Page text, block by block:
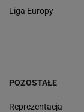
Liga Europy
POZOSTAŁE
Reprezentacja